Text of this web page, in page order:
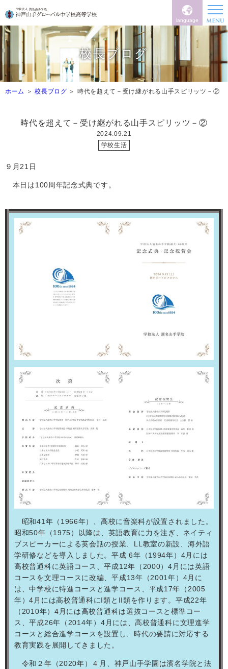
language
校長ブログ
ホーム 校長ブログ 時代を超えて－受け継がれる山手スピリッツ－②
時代を超えて－受け継がれる山手スピリッツ－②
2024.09.21
学校生活
９月21 日
本日は100周年記念式典です。
昭和41年（ 1966年）、高校に音楽科が設置されました。
昭和50年（1975）以降は、英語教育に力を注ぎ、ネイティ
ブスピーカーによる英会話の授業、 LL教室の新設、海外語
学研修などを導入しました。平成 6年（1994年） 4月には
高校普通科に英語コース、平成12年（2000）4月には英語
コースを文理コースに改編、平成13年（2001年） 4月に
は、中学校に特進コースと進学コース、平成17年（2005
年）4月には高校普通科にI類と II類を作ります。平成22年
（2010年） 4月には高校普通科は選抜コースと標準コー
ス、平成26年（2014年） 4月には、高校普通科に文理進学
コースと総合進学コースを設置し、時代の要請に対応する
教育実践を展開してきました。
令和２年（2020年）４月、神戸山手学園は濱名学院と法